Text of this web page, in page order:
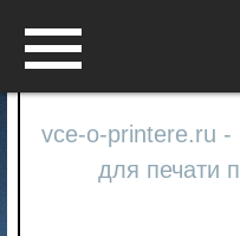
vce-o-printere.ru
для печати